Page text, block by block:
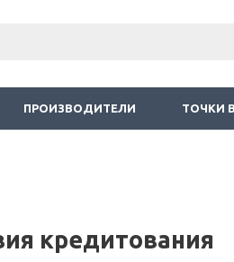
ПРОИЗВОДИТЕЛИ ТОЧКИ
кредитования